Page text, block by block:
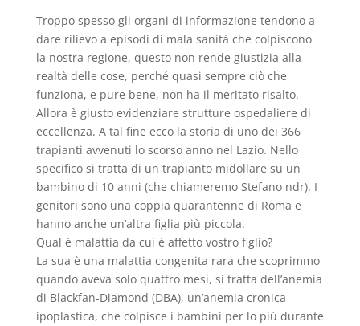
Troppo spesso gli organi di informazione tendono a
dare rilievo a episodi di mala sanità che colpiscono
la nostra regione, questo non rende giustizia alla
realtà delle cose, perché quasi sempre ciò che
funziona, e pure bene, non ha il meritato risalto.
Allora è giusto evidenziare strutture ospedaliere di
eccellenza. A tal fine ecco la storia di uno dei 366
trapianti avvenuti lo scorso anno nel Lazio. Nello
specifico si tratta di un trapianto midollare su un
bambino di 10 anni (che chiameremo Stefano ndr). I
genitori sono una coppia quarantenne di Roma e
hanno anche un’altra figlia più piccola.
Qual è malattia da cui è affetto vostro figlio?
La sua è una malattia congenita rara che scoprimmo
quando aveva solo quattro mesi, si tratta dell’anemia
di Blackfan-Diamond (DBA), un’anemia cronica
ipoplastica, che colpisce i bambini per lo più durante